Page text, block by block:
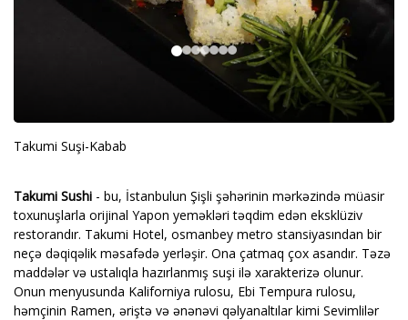
Takumi Suşi-Kabab
Takumi Sushi - bu, İstanbulun Şişli şəhərinin mərkəzində müasir
toxunuşlarla orijinal Yapon yeməkləri təqdim edən eksklüziv
restorandır. Takumi Hotel, osmanbey metro stansiyasından bir
neçə dəqiqəlik məsafədə yerləşir. Ona çatmaq çox asandır. Təzə
maddələr və ustalıqla hazırlanmış suşi ilə xarakterizə olunur.
Onun menyusunda Kaliforniya rulosu, Ebi Tempura rulosu,
həmçinin Ramen, əriştə və ənənəvi qəlyanaltılar kimi Sevimlilər